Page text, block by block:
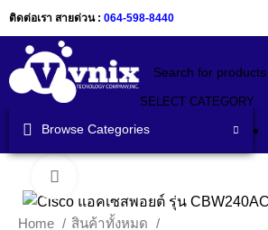
ติดต่อเรา สายด่วน : 064-598-8440
SELECT CATEGORY
Browse Categories
Home
สินค้าทั้งหมด